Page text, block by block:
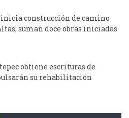
inicia construcción de camino
suman doce obras iniciadas
obtiene escrituras de
su rehabilitación